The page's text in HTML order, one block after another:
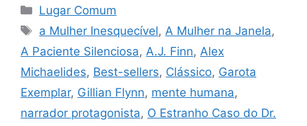
Categorias
Lugar Comum
Tags
a Mulher Inesquecível,A Mulher na Janela,
A Paciente Silenciosa, A.J. Finn, Alex
Michaelides, Best-sellers, Clássico, Garota
Exemplar, Gillian Flynn, mente humana,
narrador protagonista, O Estranho Caso do Dr.